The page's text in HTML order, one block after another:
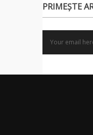
PRIMEȘTE